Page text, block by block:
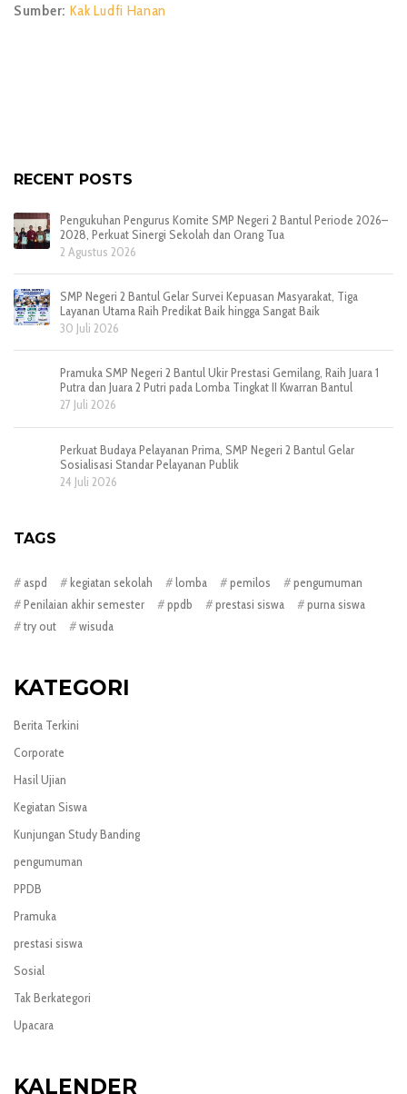
Sumber: Kak Ludfi Hanan
RECENT POSTS
Pengukuhan Pengurus Komite SMP Negeri 2 Bantul Periode 2026–
2028, Perkuat Sinergi Sekolah dan Orang Tua
2 Agustus 2026
SMP Negeri 2 Bantul Gelar Survei Kepuasan Masyarakat, Tiga
Layanan Utama Raih Predikat Baik hingga Sangat Baik
30 Juli 2026
Pramuka SMP Negeri 2 Bantul Ukir Prestasi Gemilang, Raih Juara 1
Putra dan Juara 2 Putri pada Lomba Tingkat II Kwarran Bantul
27 Juli 2026
Perkuat Budaya Pelayanan Prima, SMP Negeri 2 Bantul Gelar
Sosialisasi Standar Pelayanan Publik
24 Juli 2026
TAGS
aspd kegiatan sekolah lomba pemilos
pengumuman
Penilaian akhir semester
ppdb prestasi siswa
purna siswa
try out
wisuda
KATEGORI
Berita Terkini
Corporate
Hasil Ujian
Kegiatan Siswa
Kunjungan Study Banding
pengumuman
PPDB
Pramuka
prestasi siswa
Sosial
Tak Berkategori
Upacara
KALENDER